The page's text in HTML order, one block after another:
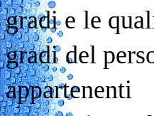
gradi e le
gradi del